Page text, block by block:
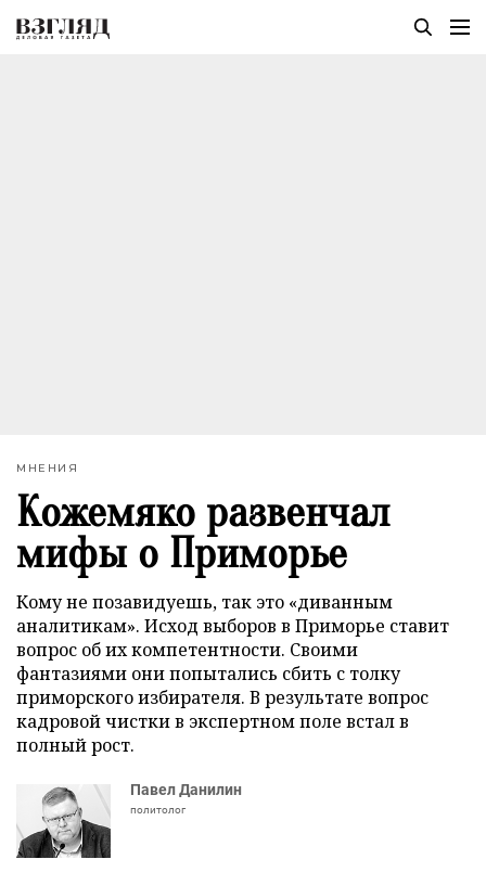
МНЕНИЯ
Кожемяко развенчал
мифы о Приморье
Кому не позавидуешь, так это «диванным
аналитикам». Исход выборов в Приморье ставит
вопрос об их компетентности. Своими
фантазиями они попытались сбить с толку
приморского избирателя. В результате вопрос
кадровой чистки в экспертном поле встал в
полный рост.
Павел Данилин
политолог